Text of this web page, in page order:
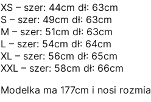
XS – szer: 44cm dł: 63cm
S – szer: 49cm dł: 63cm
M – szer: 51cm dł: 63cm
L – szer: 54cm dł: 64cm
XL – szer: 56cm dł: 65cm
XXL – szer: 58cm dł: 66cm
Modelka ma 177cm i nosi